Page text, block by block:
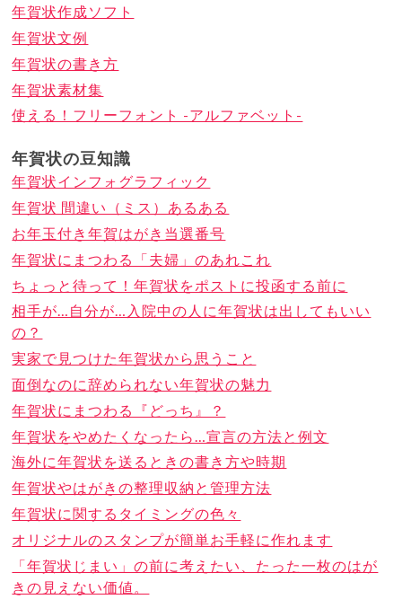
年賀状作成ソフト
年賀状文例
年賀状の書き方
年賀状素材集
使える！フリーフォント -アルファベット-
年賀状の豆知識
年賀状インフォグラフィック
年賀状 間違い（ミス）あるある
お年玉付き年賀はがき当選番号
年賀状にまつわる「夫婦」のあれこれ
ちょっと待って！年賀状をポストに投函する前に
相手が…自分が…入院中の人に年賀状は出してもいい
の？
実家で見つけた年賀状から思うこと
面倒なのに辞められない年賀状の魅力
年賀状にまつわる『どっち』？
年賀状をやめたくなったら…宣言の方法と例文
海外に年賀状を送るときの書き方や時期
年賀状やはがきの整理収納と管理方法
年賀状に関するタイミングの色々
オリジナルのスタンプが簡単お手軽に作れます
「年賀状じまい」の前に考えたい、たった一枚のはが
きの見えない価値。